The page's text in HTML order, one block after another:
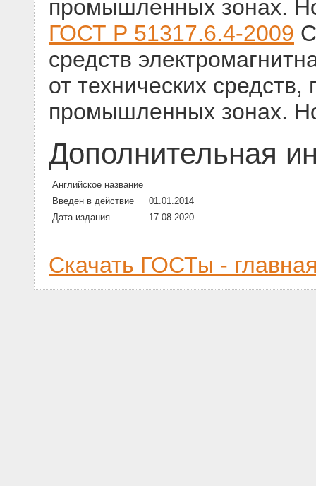
промышленных зонах.
ГОСТ Р 51317.6.4-2009
средств
от технических
промышленных зонах.
Дополнительная
Английское название
Введен в действие
01.01.2014
Дата издания
17.08.2020
Скачать ГОСТы -